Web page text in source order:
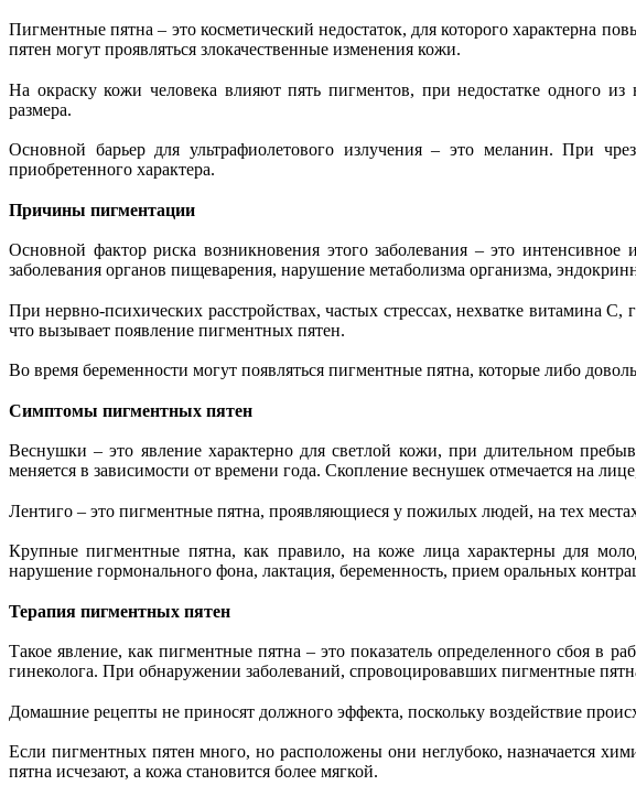
Пигментные пятна – это косметический недостаток, для которого характерна
пятен могут проявляться злокачественные изменения кожи.
На окраску кожи человека влияют пять пигментов, при недостатке одного
размера.
Основной барьер для ультрафиолетового излучения – это меланин. При
приобретенного характера.
Причины пигментации
Основной фактор риска возникновения этого заболевания – это
заболевания органов пищеварения, нарушение метаболизма организма,
При нервно-психических расстройствах, частых стрессах, нехватке витамина
что вызывает появление пигментных пятен.
Во время беременности могут появляться пигментные пятна, которые либо
Симптомы пигментных пятен
Веснушки – это явление характерно для светлой кожи, при длительном
меняется в зависимости от времени года. Скопление веснушек отмечается на
Лентиго – это пигментные пятна, проявляющиеся у пожилых людей, на тех
Крупные пигментные пятна, как правило, на коже лица характерны для
нарушение гормонального фона, лактация, беременность, прием оральных
Терапия пигментных пятен
Такое явление, как пигментные пятна – это показатель определенного сбоя в
гинеколога. При обнаружении заболеваний, спровоцировавших пигментные
Домашние рецепты не приносят должного эффекта, поскольку воздействие
Если пигментных пятен много, но расположены они неглубоко, назначается
пятна исчезают, а кожа становится более мягкой.